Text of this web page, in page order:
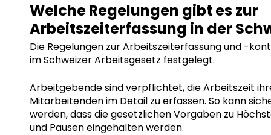
Welche Regelungen gibt es zur
Arbeitszeiterfassung in der
Die Regelungen zur Arbeitszeiterfassung und -
im Schweizer Arbeitsgesetz festgelegt.
Arbeitgebende sind verpflichtet, die Arbeitszeit
Mitarbeitenden im Detail zu erfassen. So kann
werden, dass die gesetzlichen Vorgaben zu
und Pausen eingehalten werden.